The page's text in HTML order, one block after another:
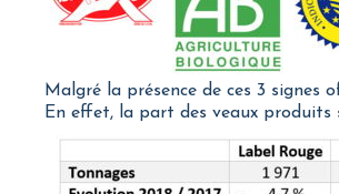
Malgré la présence de ces 3
En effet, la part des veaux produits